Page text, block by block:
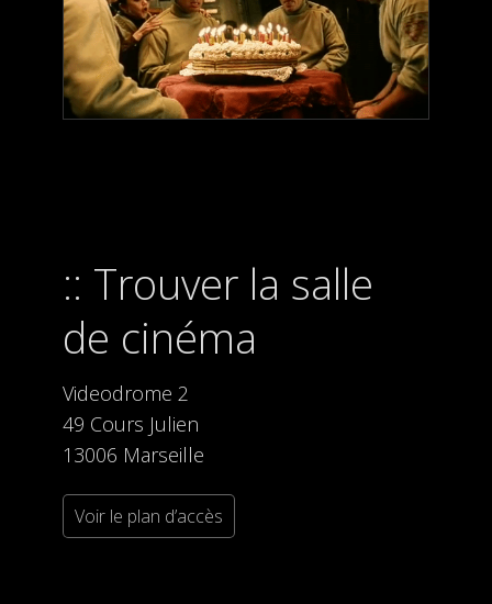
Trouver la salle
de cinéma
Videodrome 2
49 Cours Julien
13006 Marseille
Voir le plan d’accès